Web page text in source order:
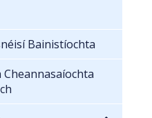
Bainistíochta
Cheannasaíochta